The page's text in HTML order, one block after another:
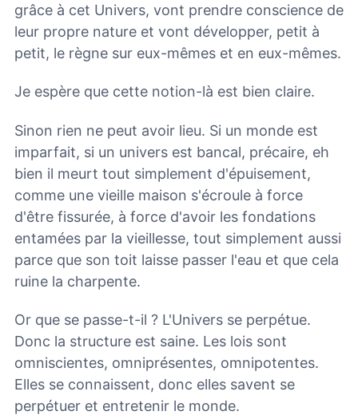
grâce à cet Univers, vont prendre conscience de
leur propre nature et vont développer, petit à
petit, le règne sur eux-mêmes et en eux-mêmes.
Je espère que cette notion-là est bien claire.
Sinon rien ne peut avoir lieu. Si un monde est
imparfait, si un univers est bancal, précaire, eh
bien il meurt tout simplement d'épuisement,
comme une vieille maison s'écroule à force
d'être fissurée, à force d'avoir les fondations
entamées par la vieillesse, tout simplement aussi
parce que son toit laisse passer l'eau et que cela
ruine la charpente.
Or que se passe-t-il ? L'Univers se perpétue.
Donc la structure est saine. Les lois sont
omniscientes, omniprésentes, omnipotentes.
Elles se connaissent, donc elles savent se
perpétuer et entretenir le monde.